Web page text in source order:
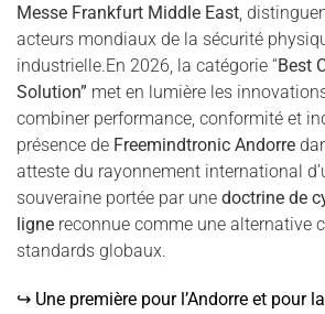
Messe Frankfurt Middle East ,
acteurs mondiaux de la sécurité
industrielle.En 2026, la catégorie “Best
Solution” met en lumière les
combiner performance, conformité et
présence de Freemindtronic Andorre
atteste du rayonnement international
souveraine portée par une doctrine de
ligne reconnue comme une alternative
standards globaux.
↪ Une première pour l’Andorre et pour